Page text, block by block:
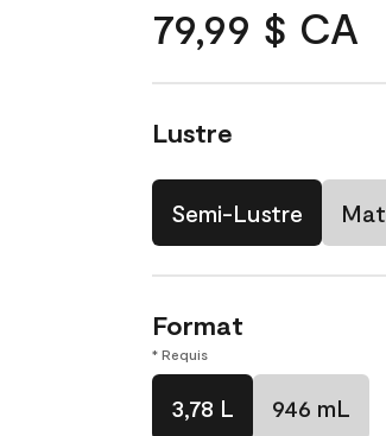
79,99 $ CA
Lustre
Semi-Lustre Mat
Format
* Requis
3,78 L 946 mL